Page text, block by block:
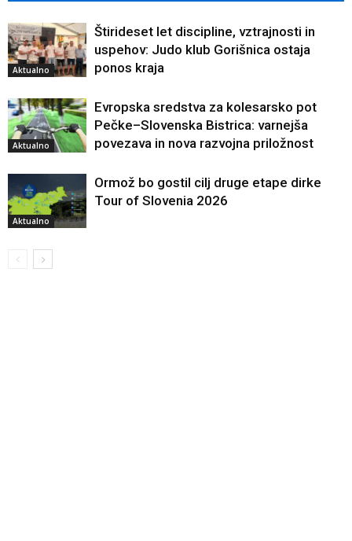
Aktualno
Štirideset let discipline, vztrajnosti in
uspehov: Judo klub Gorišnica ostaja
ponos kraja
Aktualno
Evropska sredstva za kolesarsko pot
Pečke–Slovenska Bistrica: varnejša
povezava in nova razvojna priložnost
Aktualno
Ormož bo gostil cilj druge etape dirke
Tour of Slovenia 2026